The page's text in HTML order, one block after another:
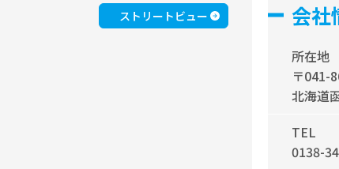
ストリートビュー 会社
所在地
〒041-
北海道
TEL
0138-